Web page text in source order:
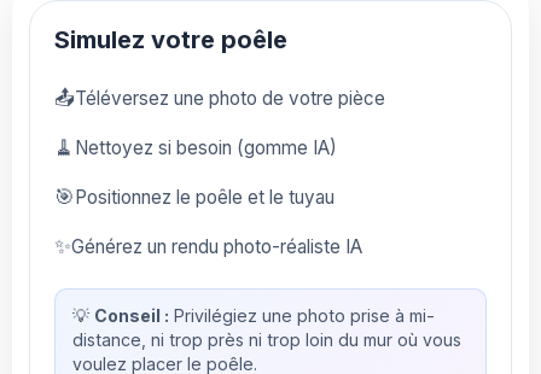
Simulez votre poêle
📤Téléversez une photo de votre pièce
🧹 Nettoyez si besoin (gomme IA)
🎯Positionnez le poêle et le tuyau
✨Générez un rendu photo-réaliste IA
💡 Conseil : Privilégiez une photo prise à mi-
distance, ni trop près ni trop loin du mur où vous
voulez placer le poêle.